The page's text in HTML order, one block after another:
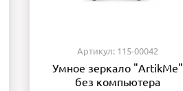
Артикул: 115-00042
Умное зеркало "ArtikMe"
без компьютера